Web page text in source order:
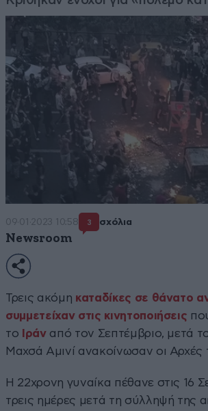
09·01·2023 10:58 3 σχόλια
Newsroom
Τρεις ακόμη καταδίκες σε θάνατο
συμμετείχαν στις κινητοποιήσεις
το
Ιράν από τον Σεπτέμβριο, μετά
Μαχσά Αμινί ανακοίνωσαν οι Αρχές
Η 22χρονη γυναίκα πέθανε στις 16
τρεις ημέρες μετά τη σύλληψή της